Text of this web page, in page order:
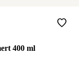
400 ml